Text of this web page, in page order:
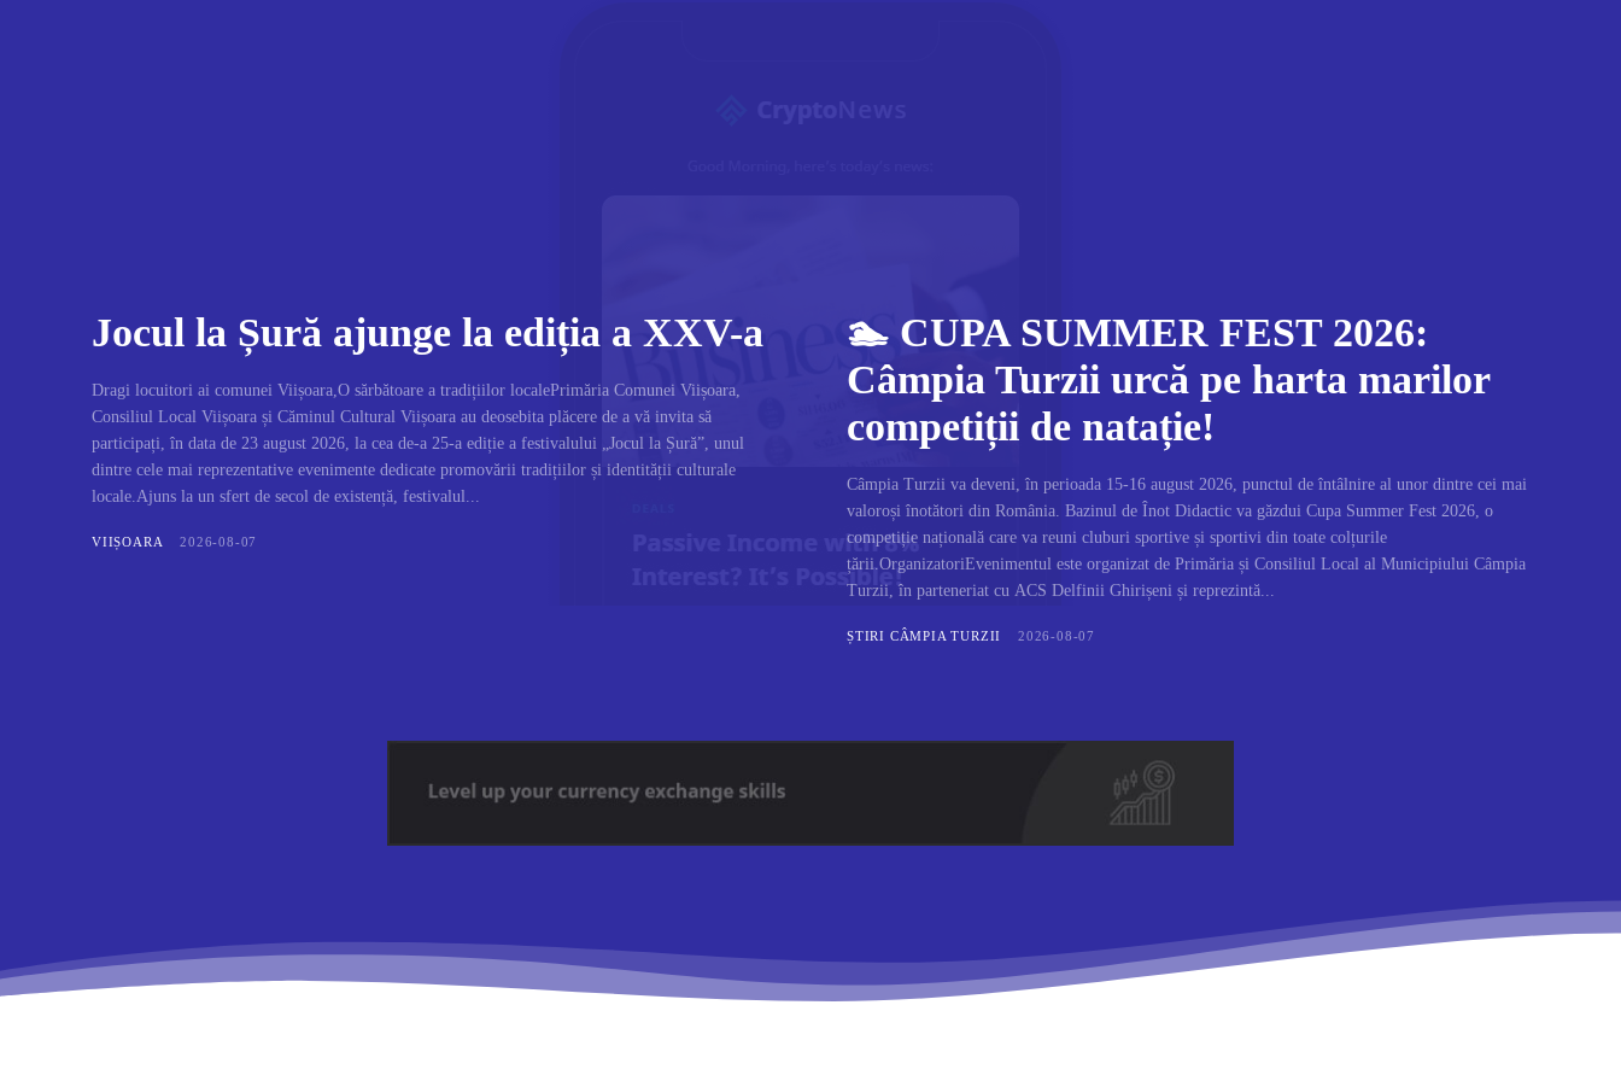
Jocul la Șură ajunge la ediția a XXV-a
Dragi locuitori ai comunei Viișoara,O sărbătoare a tradițiilor localePrimăria Comunei Viișoara,
Consiliul Local Viișoara și Căminul Cultural Viișoara au deosebita plăcere de a vă invita să
participați, în data de 23 august 2026, la cea de-a 25-a ediție a festivalului „Jocul la Șură”, unul
dintre cele mai reprezentative evenimente dedicate promovării tradițiilor și identității culturale
locale.Ajuns la un sfert de secol de existență, festivalul...
VIIȘOARA 2026-08-07
🏊 CUPA SUMMER FEST 2026:
Câmpia Turzii urcă pe harta marilor
competiții de natație!
Câmpia Turzii va deveni, în perioada 15-16 august 2026, punctul de întâlnire al unor dintre cei mai
valoroși înotători din România. Bazinul de Înot Didactic va găzdui Cupa Summer Fest 2026, o
competiție națională care va reuni cluburi sportive și sportivi din toate colțurile
țării.OrganizatoriEvenimentul este organizat de Primăria și Consiliul Local al Municipiului Câmpia
Turzii, în parteneriat cu ACS Delfinii Ghirișeni și reprezintă...
ȘTIRI CÂMPIA TURZII 2026-08-07